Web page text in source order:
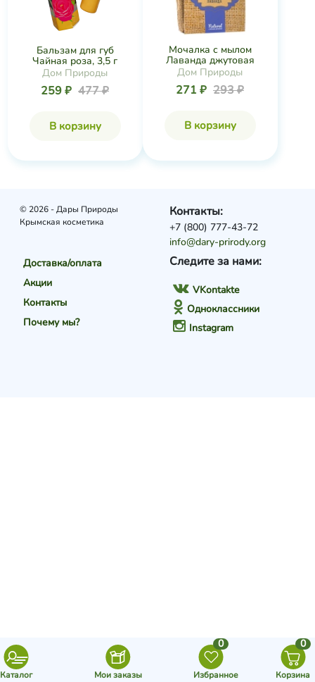
Бальзам для губ
Чайная роза, 3,5 г
Дом Природы
259 ₽ 477 ₽
В корзину
Мочалка с мылом
Лаванда джутовая
Дом Природы
271 ₽ 293 ₽
В корзину
© 2026 - Дары Природы
Крымская косметика
Доставка/оплата
Акции
Контакты
Почему мы?
Следите за нами:
VKontakte
Одноклассники
Instagram
Контакты:
+7 (800) 777-43-72
info@dary-prirody.org
Каталог Мои заказы
0
Избранное
0
Корзина